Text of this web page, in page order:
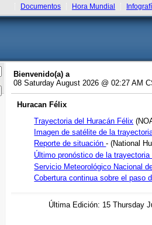
Documentos Hora Mundial
Bienvenido(a) a
08 Saturday August 2026 @ 02:27 AM
Huracan Félix
Trayectoria del Huracán Félix
Imagen de satélite de la
Reporte de situación- (National
Último pronóstico de la
Servicio Meteorológico Nacional
Cobertura continua sobre el paso
Última Edición: 15 Thursday